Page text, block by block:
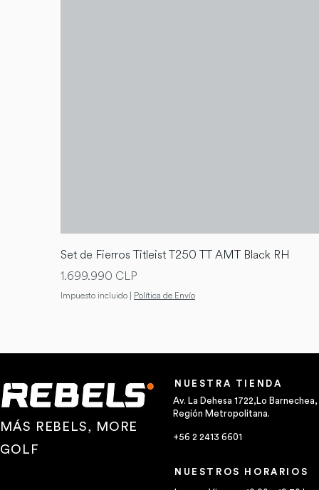
Set de Fierros Titleist T250 TT AMT Black RH
Precio
1.699.990 CLP
Impuesto incluido | Política de Envío
MÁS REBELS, MORE
GOLF
NUESTRA TIENDA
Av. La Dehesa 1722,Lo Barnechea,
Región Metropolitana.
+56 2 2413 6601
NUESTROS HORARIOS